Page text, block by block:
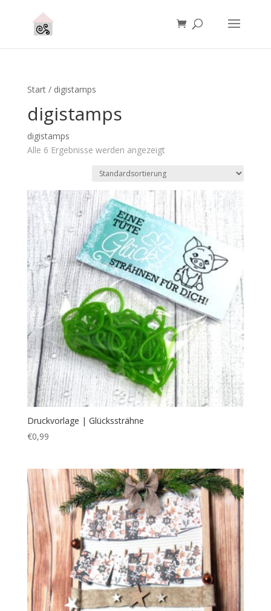
Start/ digistamps
digistamps
digistamps
Alle 6 Ergebnisse werden angezeigt
Druckvorlage | Glückssträhne
€0,99